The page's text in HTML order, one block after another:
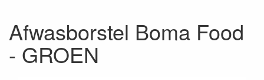
Afwasborstel Boma Food
- GROEN